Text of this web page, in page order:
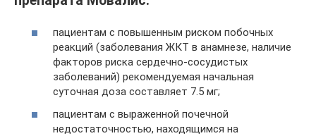
пациентам с повышенным риском побочных
реакций (заболевания ЖКТ в анамнезе, наличие
факторов риска сердечно-сосудистых
заболеваний) рекомендуемая начальная
суточная доза составляет 7.5 мг;
пациентам с выраженной почечной
недостаточностью, находящимся на